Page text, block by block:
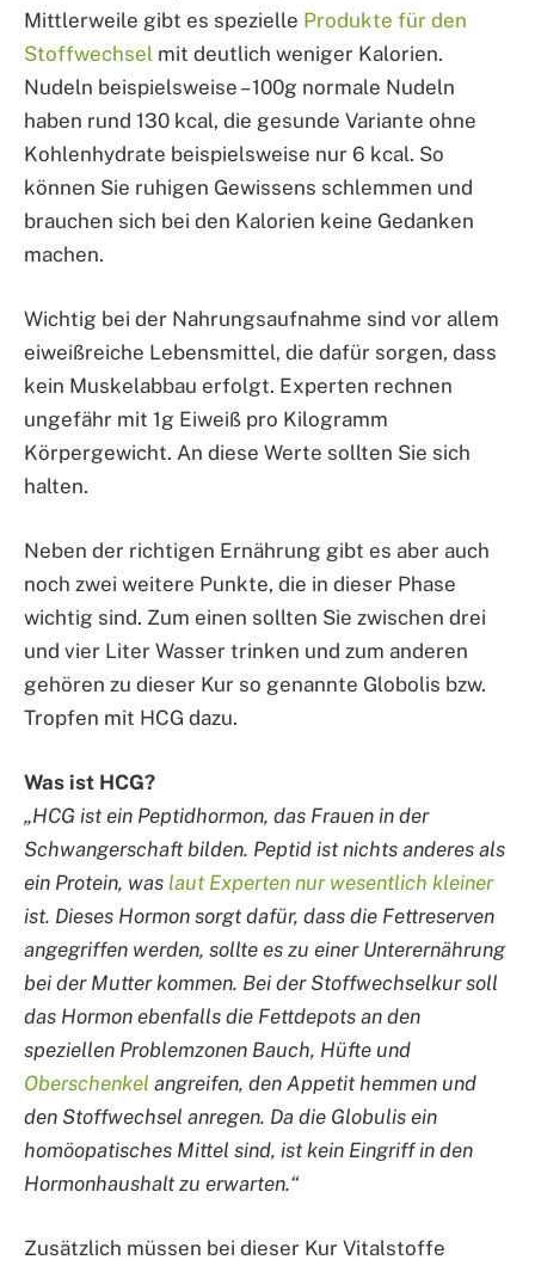
Mittlerweile gibt es spezielle Produkte für den
Stoffwechsel mit deutlich weniger Kalorien.
Nudeln beispielsweise – 100g normale Nudeln
haben rund 130 kcal, die gesunde Variante ohne
Kohlenhydrate beispielsweise nur 6 kcal. So
können Sie ruhigen Gewissens schlemmen und
brauchen sich bei den Kalorien keine Gedanken
machen.
Wichtig bei der Nahrungsaufnahme sind vor allem
eiweißreiche Lebensmittel, die dafür sorgen, dass
kein Muskelabbau erfolgt. Experten rechnen
ungefähr mit 1g Eiweiß pro Kilogramm
Körpergewicht. An diese Werte sollten Sie sich
halten.
Neben der richtigen Ernährung gibt es aber auch
noch zwei weitere Punkte, die in dieser Phase
wichtig sind. Zum einen sollten Sie zwischen drei
und vier Liter Wasser trinken und zum anderen
gehören zu dieser Kur so genannte Globolis bzw.
Tropfen mit HCG dazu.
Was ist HCG?
„HCG ist ein Peptidhormon, das Frauen in der
Schwangerschaft bilden. Peptid ist nichts anderes als
ein Protein, was laut Experten nur wesentlich kleiner
ist. Dieses Hormon sorgt dafür, dass die Fettreserven
angegriffen werden, sollte es zu einer Unterernährung
bei der Mutter kommen. Bei der Stoffwechselkur soll
das Hormon ebenfalls die Fettdepots an den
speziellen Problemzonen Bauch, Hüfte und
Oberschenkel angreifen, den Appetit hemmen und
den Stoffwechsel anregen. Da die Globulis ein
homöopatisches Mittel sind, ist kein Eingriff in den
Hormonhaushalt zu erwarten.“
Zusätzlich müssen bei dieser Kur Vitalstoffe